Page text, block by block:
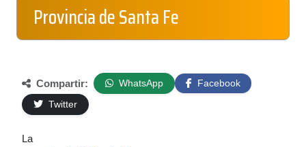
Provincia de Santa Fe
Compartir: WhatsApp
Facebook
Twitter
La